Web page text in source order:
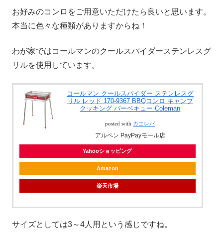
お好みのコンロをご用意いただけたら良いと思います。
本当に色々な種類がありますからね！
わが家ではコールマンのクールスパイダーステンレスグ
リルを使用しています。
コールマン クールスパイダー ステンレスグ
リル レッド 170-9367 BBQコンロ キャンプ
クッキング バーベキュー Coleman
posted with カエレバ
アルペン PayPayモール店
Yahooショッピング
Amazon
楽天市場
サイズとしては3～4人用という感じですね。